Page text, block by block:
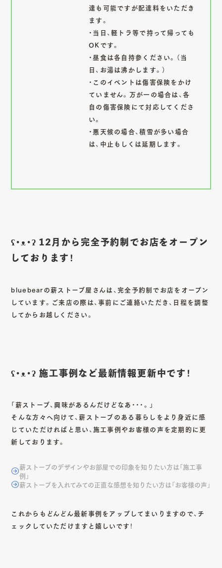
達も可能ですが配達料をいただき
ます。
・当日、軽トラ等で持って帰っても
OKです。
・昼食は各自持参ください。（当
日、お湯は沸かします。）
・このイベントは傷害保険をかけ
ていません。万が一の場合は、各
自の傷害保険にて対応してくださ
い。
・悪天候の場合、積雪が多い場合
は、中止もしくは延期します。
ʕ•ᴥ•ʔ 12月から完全予約制でお店をオープン
しております！
bluebearの薪ストーブ屋さんは、完全予約制でお店をオープン
しています。ご来店の際は、事前にご連絡いただき、日程を調整
してからお越しください。
ʕ•ᴥ•ʔ 施工事例など最新情報更新中です！
「薪ストーブ、興味があるんだけどなあ・・・。」
そんな方々へ向けて、薪ストーブのある暮らしをより身近に感
じていただければと思い、施工事例やお客様の声を定期的に更
新しております。
薪ストーブのデザインやお部屋での印象を知りたい方は「施工事
例」
薪ストーブを入れてみての正直な感想を知りたい方は「お客様の声」
これからもどんどん最新事例をアップしてまいりますので、チ
ェックしていただけますと嬉しいです！